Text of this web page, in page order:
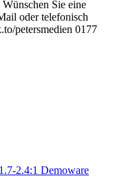
Sie eine
oder telefonisch
petersmedien 0177